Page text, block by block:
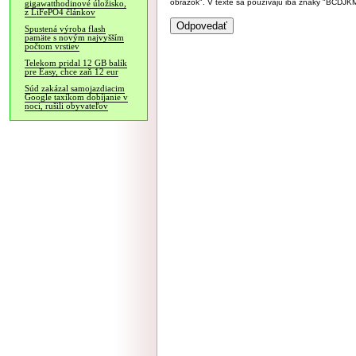
gigawatthodinové úložisko,
z LiFePO4 článkov
Spustená výroba flash
pamäte s novým najvyšším
počtom vrstiev
Telekom pridal 12 GB balík
pre Easy, chce zaň 12 eur
Súd zakázal samojazdiacim
Google taxíkom dobíjanie v
noci, rušili obyvateľov
obrázok". V texte sa používajú iba znaky